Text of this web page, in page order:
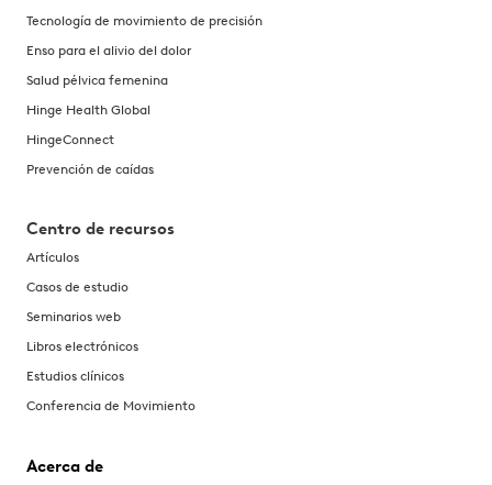
Tecnología de movimiento de precisión
Enso para el alivio del dolor
Salud pélvica femenina
Hinge Health Global
HingeConnect
Prevención de caídas
Centro de recursos
Artículos
Casos de estudio
Seminarios web
Libros electrónicos
Estudios clínicos
Conferencia de Movimiento
Acerca de